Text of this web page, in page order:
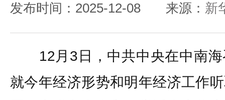
发布时间：2025-12-08 来源： 新
12月3日，中共中央在中南海
就今年经济形势和明年经济工作